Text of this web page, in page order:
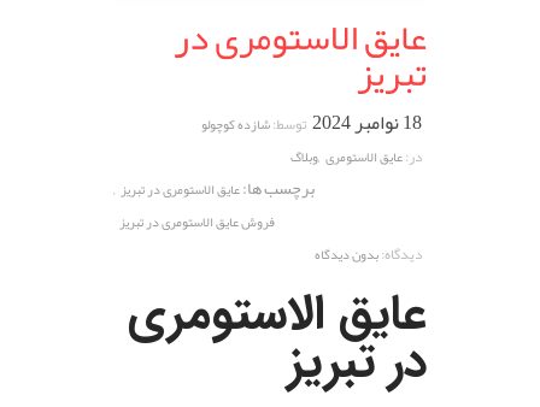
عایق الاستومری در
تبریز
18 نوامبر 2024 توسط:شازده کوچولو
در:عایق الاستومری ,وبلاگ
برچسب ها:عایق الاستومری در تبریز ,
فروش عایق الاستومری در تبریز
دیدگاه:بدون دیدگاه
عایق الاستومری
در تبریز